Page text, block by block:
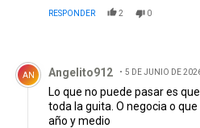
RESPONDER 2 0
Comentario de Angelito912.
AN Angelito912 5 DE JUNIO DE
Lo que no puede pasar es
toda la guita. O negocia o
año y medio